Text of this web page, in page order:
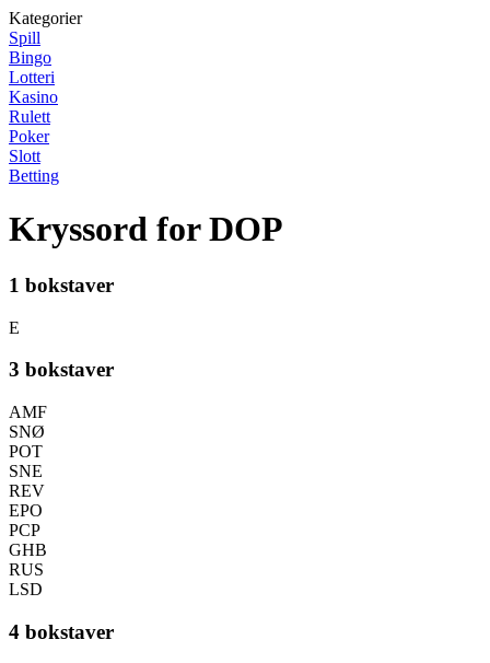
Kategorier
Spill
Bingo
Lotteri
Kasino
Rulett
Poker
Slott
Betting
Kryssord for DOP
1 bokstaver
E
3 bokstaver
AMF
SNØ
POT
SNE
REV
EPO
PCP
GHB
RUS
LSD
4 bokstaver